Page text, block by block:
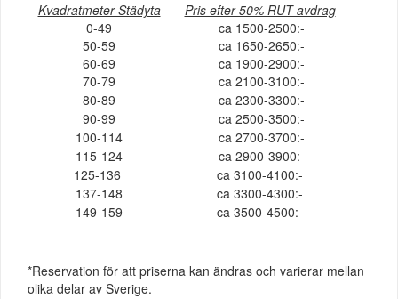
Kvadratmeter Städyta
Pris efter 50% RUT-avdrag
0-49
ca 1500-2500:-
50-59
ca 1650-2650:-
60-69
ca 1900-2900:-
70-79
ca 2100-3100:-
80-89
ca 2300-3300:-
90-99
ca 2500-3500:-
100-114
ca 2700-3700:-
115-124
ca 2900-3900:-
125-136
ca 3100-4100:-
137-148
ca 3300-4300:-
149-159
ca 3500-4500:-
*Reservation för att priserna kan ändras och varierar mellan
olika delar av Sverige.